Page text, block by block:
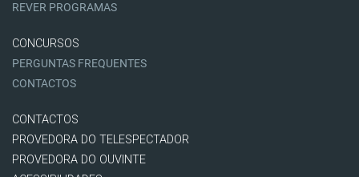
REVER PROGRAMAS
CONCURSOS
PERGUNTAS FREQUENTES
CONTACTOS
CONTACTOS
PROVEDORA DO TELESPECTADOR
PROVEDORA DO OUVINTE